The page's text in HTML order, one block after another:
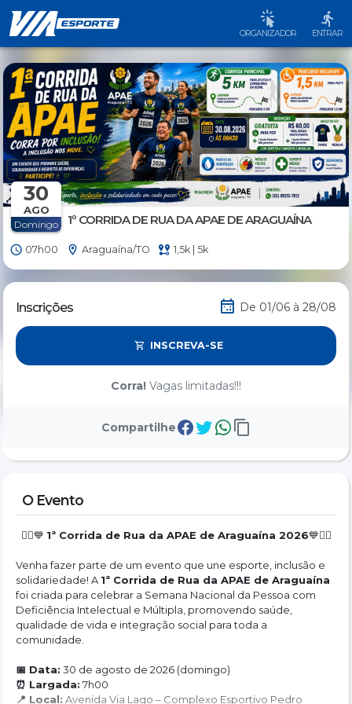
ORGANIZADOR ENTRAR
30
AGO
Domingo 1º CORRIDA DE RUA DA APAE DE ARAGUAÍNA
07h00 Araguaína/TO 1,5k | 5k
Inscrições De 01/06 à 28/08
INSCREVA-SE
Corra! Vagas limitadas!!!
Compartilhe
O Evento
🏃‍♀️💙 1ª Corrida de Rua da APAE de Araguaína 2026💙🏃‍♀️
Venha fazer parte de um evento que une esporte, inclusão e
solidariedade! A 1ª Corrida de Rua da APAE de Araguaína
foi criada para celebrar a Semana Nacional da Pessoa com
Deficiência Intelectual e Múltipla, promovendo saúde,
qualidade de vida e integração social para toda a
comunidade.
📅 Data: 30 de agosto de 2026 (domingo)
⏰ Largada: 7h00
📍 Local: Avenida Via Lago – Complexo Esportivo Pedro